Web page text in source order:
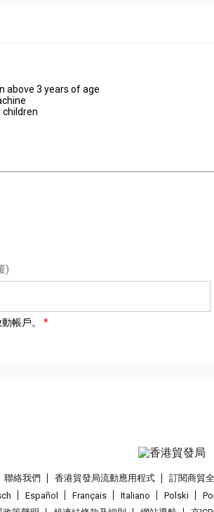
above 3 years of age
)
帳戶。
聯絡我們 香港貿發局流動應用程式 訂閱商貿
Español Français Italiano Polski